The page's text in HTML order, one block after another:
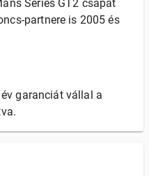
Series GT2 csapat
partnere is 2005 és
garanciát vállal a